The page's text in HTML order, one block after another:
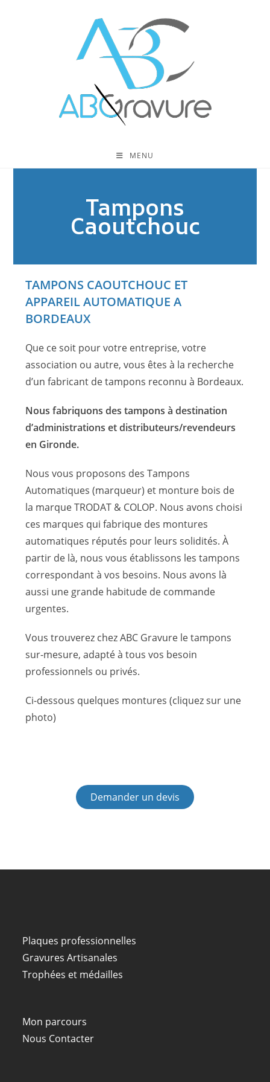
MENU
Tampons
Caoutchouc
TAMPONS CAOUTCHOUC ET
APPAREIL AUTOMATIQUE A
BORDEAUX
Que ce soit pour votre entreprise, votre
association ou autre, vous êtes à la recherche
d’un fabricant de tampons reconnu à Bordeaux.
Nous fabriquons des tampons à destination
d’administrations et distributeurs/revendeurs
en Gironde.
Nous vous proposons des Tampons
Automatiques (marqueur) et monture bois de
la marque TRODAT & COLOP. Nous avons choisi
ces marques qui fabrique des montures
automatiques réputés pour leurs solidités. À
partir de là, nous vous établissons les tampons
correspondant à vos besoins. Nous avons là
aussi une grande habitude de commande
urgentes.
Vous trouverez chez ABC Gravure le tampons
sur-mesure, adapté à tous vos besoin
professionnels ou privés.
Ci-dessous quelques montures (cliquez sur une
photo)
Demander un devis
Plaques professionnelles
Gravures Artisanales
Trophées et médailles
Mon parcours
Nous Contacter